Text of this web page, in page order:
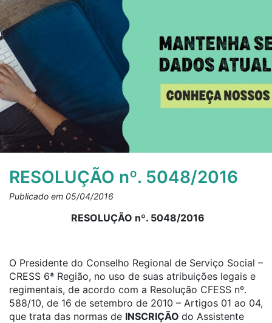
RESOLUÇÃO nº. 5048/2016
Publicado em 05/04/2016
RESOLUÇÃO nº. 5048/2016
O Presidente do Conselho Regional de Serviço Social –
CRESS 6ª Região, no uso de suas atribuições legais e
regimentais, de acordo com a Resolução CFESS nº.
588/10, de 16 de setembro de 2010 – Artigos 01 ao 04,
que trata das normas de INSCRIÇÃO do Assistente